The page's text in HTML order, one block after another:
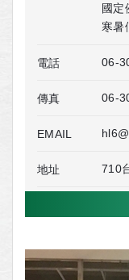
國定
寒暑
電話 06-
傳真 06-
EMAIL
地址 710